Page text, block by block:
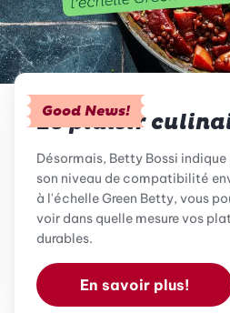
Good News!
Le plaisir
Désormais, Betty Bossi
son niveau de compatibilité
à l'échelle Green Betty, vous
voir dans quelle mesure vos
durables.
En savoir plus!